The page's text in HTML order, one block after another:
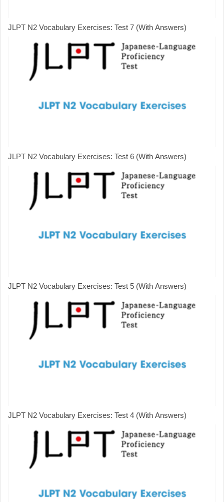
JLPT N2 Vocabulary Exercises: Test 7 (With Answers)
JLPT N2 Vocabulary Exercises: Test 6 (With Answers)
JLPT N2 Vocabulary Exercises: Test 5 (With Answers)
JLPT N2 Vocabulary Exercises: Test 4 (With Answers)